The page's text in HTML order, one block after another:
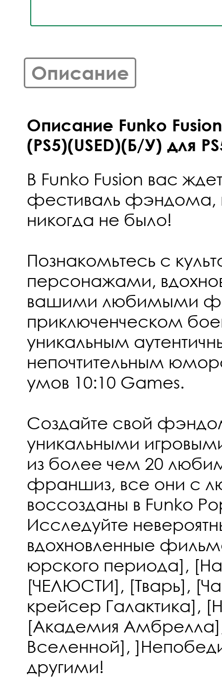
Описание
Описание Funko
(PS5)(USED)(Б/У) для
В Funko Fusion вас
фестиваль фэндома,
никогда не было!
Познакомьтесь с
персонажами,
вашими любимыми
приключенческом
уникальным
непочтительным
умов 10:10 Games.
Создайте свой
уникальными
из более чем 20
франшиз, все они с
воссозданы в Funko
Исследуйте
вдохновленные
юрского периода],
[ЧЕЛЮСТИ], [Тварь],
крейсер Галактика],
[Академия
Вселенной],
другими!